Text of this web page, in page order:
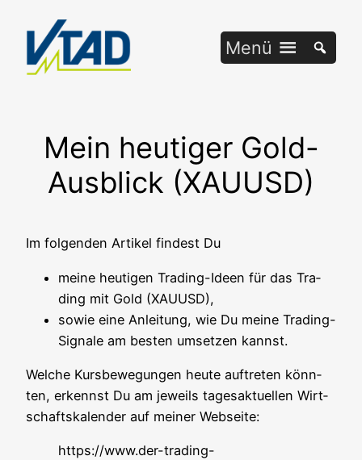
springen
Menü
Mein heutiger Gold-
Ausblick (XAUUSD)
Im fol­gen­den Arti­kel fin­dest Du
mei­ne heu­ti­gen Tra­ding-Ideen für das Tra­
ding mit Gold (XAUUSD),
sowie eine Anlei­tung, wie Du mei­ne Tra­ding-
Signa­le am bes­ten umset­zen kannst.
Wel­che Kurs­be­we­gun­gen heu­te auf­tre­ten könn­
ten, erkennst Du am jeweils tages­ak­tu­el­len Wirt­
schafts­ka­len­der auf mei­ner Webseite:
https://www.der-trading-